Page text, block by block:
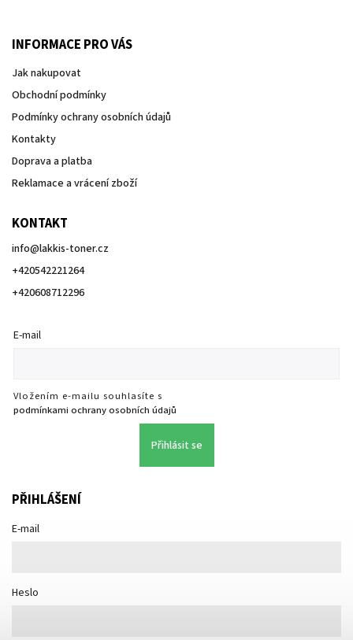
INFORMACE PRO VÁS
Jak nakupovat
Obchodní podmínky
Podmínky ochrany osobních údajů
Kontakty
Doprava a platba
Reklamace a vrácení zboží
KONTAKT
info@lakkis-toner.cz
+420542221264
+420608712296
E-mail
Vložením e-mailu souhlasíte s
podmínkami ochrany osobních údajů
Přihlásit se
PŘIHLÁŠENÍ
E-mail
Heslo